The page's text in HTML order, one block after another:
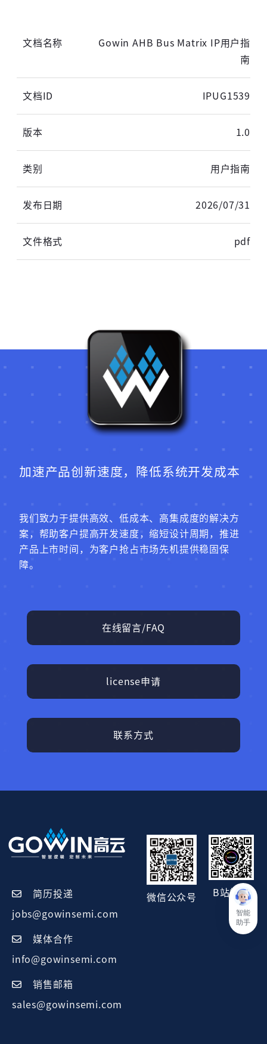
获取验证码
同意
Gowin AHB Bus Matrix IP用户指
南
IPUG1539
1.0
用户指南
2026/07/31
pdf
加速产品创新速度，降低系统开发成本
我们致力于提供高效、低成本、高集成度的解决方
案，帮助客户提高开发速度，缩短设计周期，推进
产品上市时间，为客户抢占市场先机提供稳固保
障。
在线留言/FAQ
license申请
联系方式
简历投递
jobs@gowinsemi.com
媒体合作
info@gowinsemi.com
销售邮箱
sales@gowinsemi.com
微信公众号
B站视频
智能
助手